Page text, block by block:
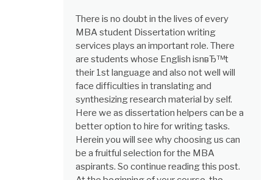
There is no doubt in the lives of every
MBA student Dissertation writing
services plays an important role. There
are students whose English isnвЂ™t
their 1st language and also not well will
face difficulties in translating and
synthesizing research material by self.
Here we as dissertation helpers can be a
better option to hire for writing tasks.
Herein you will see why choosing us can
be a fruitful selection for the MBA
aspirants. So continue reading this post.